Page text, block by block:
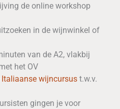
de online workshop
in de wijnwinkel of
van de A2, vlakbij
het OV
Italiaanse wijncursus t.w.v.
gingen je voor